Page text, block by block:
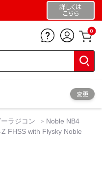
詳しくは
こちら
0
変更
ラジコン
Noble NB4
FHSS with Flysky Noble